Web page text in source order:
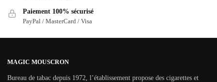
Paiement 100% sécurisé
PayPal / MasterCard / Visa
MAGIC MOUSCRON
Bureau de tabac depuis 1972, l’établissement propose des cigarettes et